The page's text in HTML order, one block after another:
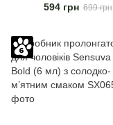
Stud 5000
594 грн 699 грн